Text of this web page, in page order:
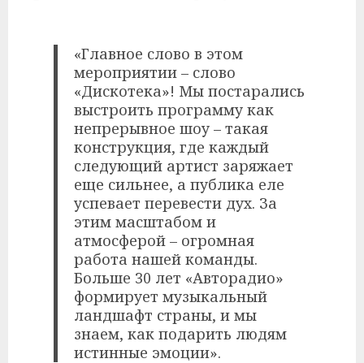
«Главное слово в этом
мероприятии – слово
«Дискотека»! Мы постарались
выстроить программу как
непрерывное шоу – такая
конструкция, где каждый
следующий артист заряжает
еще сильнее, а публика еле
успевает перевести дух. За
этим масштабом и
атмосферой – огромная
работа нашей команды.
Больше 30 лет «Авторадио»
формирует музыкальный
ландшафт страны, и мы
знаем, как подарить людям
истинные эмоции».